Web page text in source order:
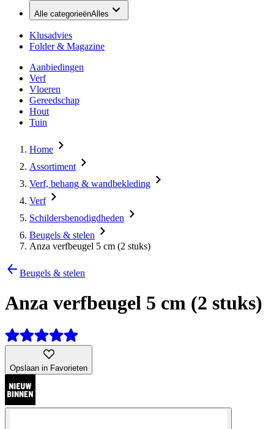
Alle categorieënAlles
Klusadvies
Folder & Magazine
Aanbiedingen
Verf
Vloeren
Gereedschap
Hout
Tuin
Home
Assortiment
Verf, behang & wandbekleding
Verf
Schildersbenodigdheden
Beugels & stelen
Anza verfbeugel 5 cm (2 stuks)
Beugels & stelen
Anza verfbeugel 5 cm (2 stuks)
Opslaan in Favorieten